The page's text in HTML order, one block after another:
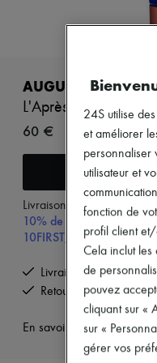
Tops & Chemises
Ensembles
Vestes
Jupes
Mailles
Pantalons
Manteaux
Sweatshirts
Chaussures
Sandales & Mules
Sneakers
AUGUSTINUS
L'Après-shampoing
60 €
Livraison à partir de
10% de remise sur votre
10FIRST, à partir de
Livraison offerte à
Retours offerts et
En savoir plus sur cet article
24S utilise
et améliorer
personnaliser
utilisateur et
fonction de
profil client
Cela inclut les
de
pouvez
cliquant sur «
sur «
gérer vos